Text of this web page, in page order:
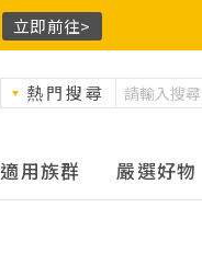
立即前往>
適用族群 嚴選好物
熱門搜尋